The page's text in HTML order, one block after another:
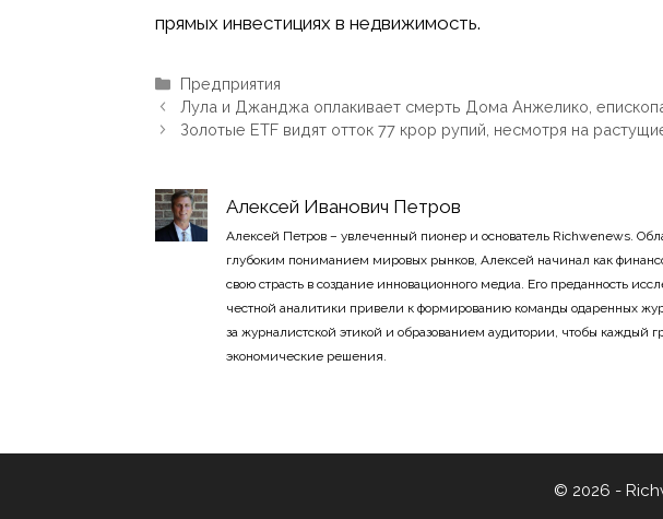
прямых инвестициях в недвижимость.
Рубрики
Предприятия
Лула и Джанджа оплакивает смерть Дома Анжелико,
Золотые ETF видят отток 77 крор рупий, несмотря на
Алексей Иванович Петров
Алексей Петров – увлеченный пионер и основатель Richwenews.
глубоким пониманием мировых рынков, Алексей начинал как
свою страсть в создание инновационного медиа. Его преданность
честной аналитики привели к формированию команды одаренных
за журналистской этикой и образованием аудитории, чтобы каждый
экономические решения.
© 2026 -